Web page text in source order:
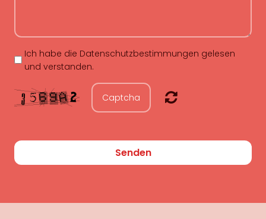
Ich habe die Datenschutzbestimmungen gelesen
und verstanden.
Senden